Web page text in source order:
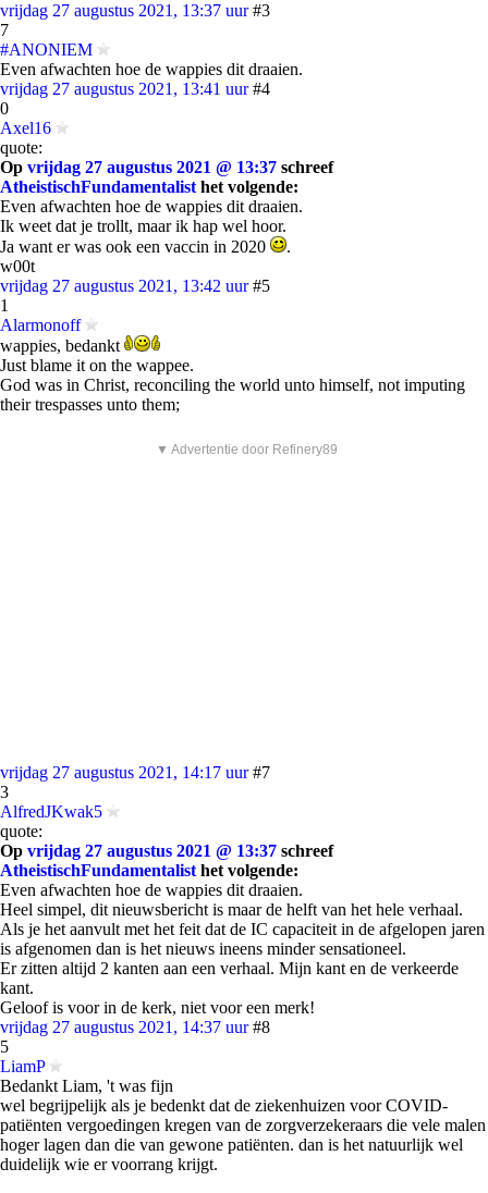
vrijdag 27 augustus 2021, 13:37 uur #3
7
#ANONIEM
Even afwachten hoe de wappies dit draaien.
vrijdag 27 augustus 2021, 13:41 uur #4
0
Axel16
quote:
Op vrijdag 27 augustus 2021 @ 13:37 schreef
AtheistischFundamentalist het volgende:
Even afwachten hoe de wappies dit draaien.
Ik weet dat je trollt, maar ik hap wel hoor.
Ja want er was ook een vaccin in 2020
.
w00t
vrijdag 27 augustus 2021, 13:42 uur #5
1
Alarmonoff
wappies, bedankt
Just blame it on the wappee.
God was in Christ, reconciling the world unto himself, not imputing
their trespasses unto them;
▼ Advertentie door Refinery89
vrijdag 27 augustus 2021, 14:17 uur #7
3
AlfredJKwak5
quote:
Op vrijdag 27 augustus 2021 @ 13:37 schreef
AtheistischFundamentalist het volgende:
Even afwachten hoe de wappies dit draaien.
Heel simpel, dit nieuwsbericht is maar de helft van het hele verhaal.
Als je het aanvult met het feit dat de IC capaciteit in de afgelopen jaren
is afgenomen dan is het nieuws ineens minder sensationeel.
Er zitten altijd 2 kanten aan een verhaal. Mijn kant en de verkeerde
kant.
Geloof is voor in de kerk, niet voor een merk!
vrijdag 27 augustus 2021, 14:37 uur #8
5
LiamP
Bedankt Liam, 't was fijn
wel begrijpelijk als je bedenkt dat de ziekenhuizen voor COVID-
patiënten vergoedingen kregen van de zorgverzekeraars die vele malen
hoger lagen dan die van gewone patiënten. dan is het natuurlijk wel
duidelijk wie er voorrang krijgt.